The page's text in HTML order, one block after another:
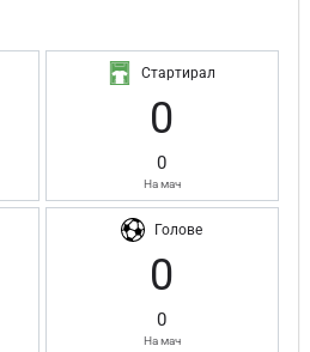
Стартирал
0
0
На мач
Голове
0
0
На мач